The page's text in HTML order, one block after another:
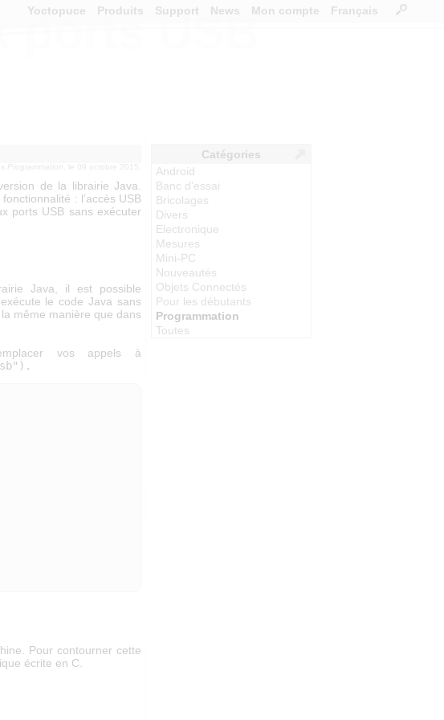
ports USB
Programmation , le 09 octobre 2015.
de la librairie Java.
: l’accès USB
ports USB sans exécuter
Java, il est possible
le code Java sans
même manière que dans
vos appels à
Pour contourner cette
écrite en C.
Yoctopuce Produits Support News Mon compte Français
Catégories
Android
Banc d'essai
Bricolages
Divers
Electronique
Mesures
Mini-PC
Nouveautés
Objets Connectés
Pour les débutants
Programmation
Toutes